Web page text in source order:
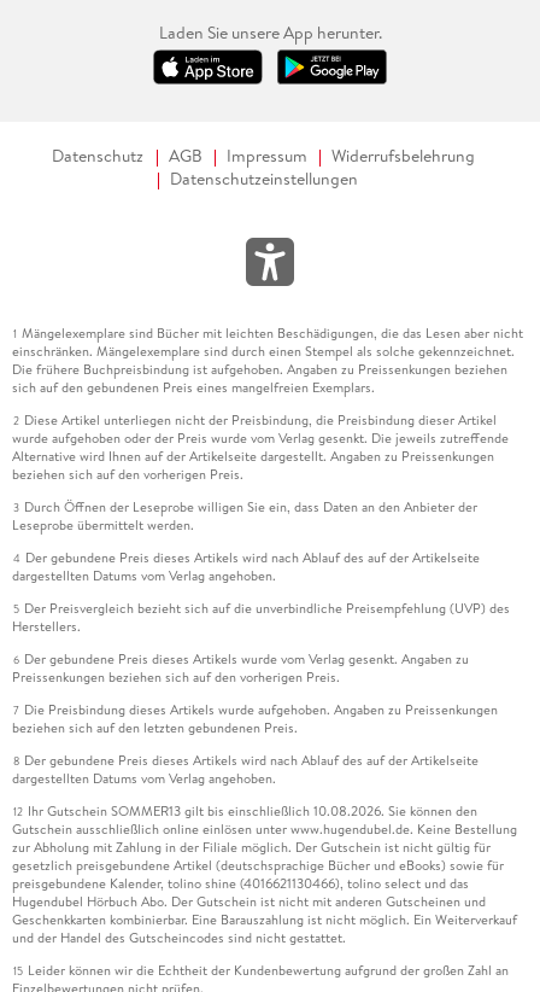
Laden Sie unsere App herunter.
Datenschutz AGB Impressum
Widerrufsbelehrung
Datenschutzeinstellungen
1 Mängelexemplare sind Bücher mit leichten Beschädigungen, die das Lesen aber nicht
einschränken. Mängelexemplare sind durch einen Stempel als solche gekennzeichnet.
Die frühere Buchpreisbindung ist aufgehoben. Angaben zu Preissenkungen beziehen
sich auf den gebundenen Preis eines mangelfreien Exemplars.
2 Diese Artikel unterliegen nicht der Preisbindung, die Preisbindung dieser Artikel
wurde aufgehoben oder der Preis wurde vom Verlag gesenkt. Die jeweils zutreffende
Alternative wird Ihnen auf der Artikelseite dargestellt. Angaben zu Preissenkungen
beziehen sich auf den vorherigen Preis.
3 Durch Öffnen der Leseprobe willigen Sie ein, dass Daten an den Anbieter der
Leseprobe übermittelt werden.
4 Der gebundene Preis dieses Artikels wird nach Ablauf des auf der Artikelseite
dargestellten Datums vom Verlag angehoben.
5 Der Preisvergleich bezieht sich auf die unverbindliche Preisempfehlung (UVP) des
Herstellers.
6 Der gebundene Preis dieses Artikels wurde vom Verlag gesenkt. Angaben zu
Preissenkungen beziehen sich auf den vorherigen Preis.
7 Die Preisbindung dieses Artikels wurde aufgehoben. Angaben zu Preissenkungen
beziehen sich auf den letzten gebundenen Preis.
8 Der gebundene Preis dieses Artikels wird nach Ablauf des auf der Artikelseite
dargestellten Datums vom Verlag angehoben.
12 Ihr Gutschein SOMMER13 gilt bis einschließlich 10.08.2026. Sie können den
Gutschein ausschließlich online einlösen unter www.hugendubel.de. Keine Bestellung
zur Abholung mit Zahlung in der Filiale möglich. Der Gutschein ist nicht gültig für
gesetzlich preisgebundene Artikel (deutschsprachige Bücher und eBooks) sowie für
preisgebundene Kalender, tolino shine (4016621130466), tolino select und das
Hugendubel Hörbuch Abo. Der Gutschein ist nicht mit anderen Gutscheinen und
Geschenkkarten kombinierbar. Eine Barauszahlung ist nicht möglich. Ein Weiterverkauf
und der Handel des Gutscheincodes sind nicht gestattet.
15 Leider können wir die Echtheit der Kundenbewertung aufgrund der großen Zahl an